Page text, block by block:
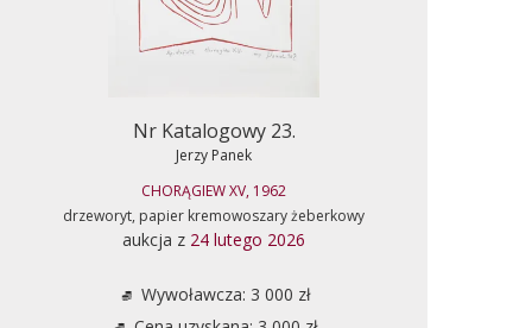
Nr Katalogowy 23.
Jerzy Panek
CHORĄGIEW XV, 1962
drzeworyt, papier kremowoszary żeberkowy
aukcja z 24 lutego 2026
Wywoławcza: 3 000 zł